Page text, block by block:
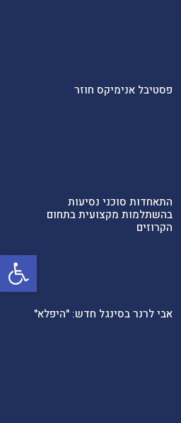
פתח
פסטיבל אנימיקס חוזר
התאחדות סוכני נסיעות
בהשתלמות מקצועית בתחום
הקרוזים
אבי לרנר בסינגל חדש: "היפלא"